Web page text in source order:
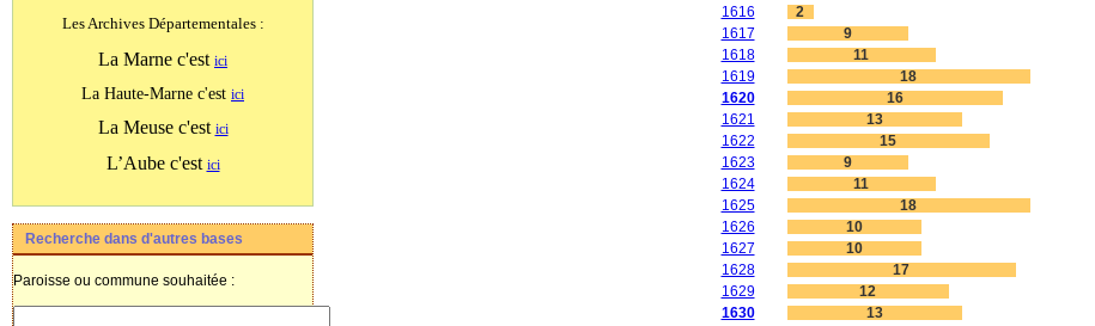
Les Archives Départementales :
La Marne c'est ici
La Haute-Marne c'est ici
La Meuse c'est ici
L’Aube c'est ici
Recherche dans d'autres bases
Paroisse ou commune souhaitée :
1616
2
1617
9
1618
11
1619
18
1620
16
1621
13
1622
15
1623
9
1624
11
1625
18
1626
10
1627
10
1628
17
1629
12
1630
13